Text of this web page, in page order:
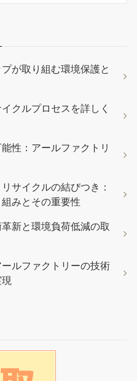
が取り組む環境保護と
クルプロセスを詳しく
性：アールファクトリ
サイクルの結びつき：
みとその重要性
新と環境負荷低減の取
ルファクトリーの技術